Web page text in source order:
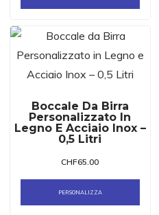
Boccale Da Birra
Personalizzato In
Legno E Acciaio Inox –
0,5 Litri
CHF65.00
PERSONALIZZA